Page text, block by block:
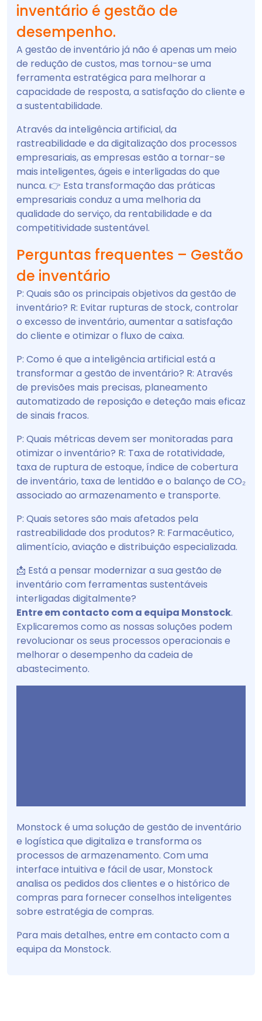
inventário é gestão de
desempenho.
A gestão de inventário já não é apenas um meio
de redução de custos, mas tornou-se uma
ferramenta estratégica para melhorar a
capacidade de resposta, a satisfação do cliente e
a sustentabilidade.
Através da inteligência artificial, da
rastreabilidade e da digitalização dos processos
empresariais, as empresas estão a tornar-se
mais inteligentes, ágeis e interligadas do que
nunca. 👉 Esta transformação das práticas
empresariais conduz a uma melhoria da
qualidade do serviço, da rentabilidade e da
competitividade sustentável.
Perguntas frequentes – Gestão
de inventário
P: Quais são os principais objetivos da gestão de
inventário? R: Evitar rupturas de stock, controlar
o excesso de inventário, aumentar a satisfação
do cliente e otimizar o fluxo de caixa.
P: Como é que a inteligência artificial está a
transformar a gestão de inventário? R: Através
de previsões mais precisas, planeamento
automatizado de reposição e deteção mais eficaz
de sinais fracos.
P: Quais métricas devem ser monitoradas para
otimizar o inventário? R: Taxa de rotatividade,
taxa de ruptura de estoque, índice de cobertura
de inventário, taxa de lentidão e o balanço de CO₂
associado ao armazenamento e transporte.
P: Quais setores são mais afetados pela
rastreabilidade dos produtos? R: Farmacêutico,
alimentício, aviação e distribuição especializada.
📩 Está a pensar modernizar a sua gestão de
inventário com ferramentas sustentáveis
interligadas digitalmente?
Entre em contacto com a equipa Monstock.
Explicaremos como as nossas soluções podem
revolucionar os seus processos operacionais e
melhorar o desempenho da cadeia de
abastecimento.
Monstock é uma solução de gestão de inventário
e logística que digitaliza e transforma os
processos de armazenamento. Com uma
interface intuitiva e fácil de usar, Monstock
analisa os pedidos dos clientes e o histórico de
compras para fornecer conselhos inteligentes
sobre estratégia de compras.
Para mais detalhes, entre em contacto com a
equipa da Monstock.